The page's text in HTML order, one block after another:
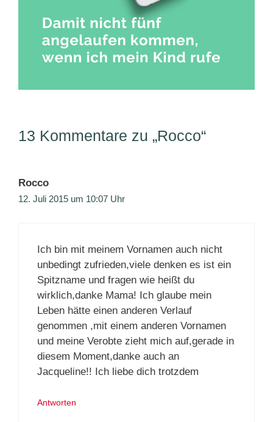
13 Kommentare zu „Rocco“
Rocco
12. Juli 2015 um 10:07 Uhr
Ich bin mit meinem Vornamen auch nicht
unbedingt zufrieden,viele denken es ist ein
Spitzname und fragen wie heißt du
wirklich,danke Mama! Ich glaube mein
Leben hätte einen anderen Verlauf
genommen ,mit einem anderen Vornamen
und meine Verobte zieht mich auf,gerade in
diesem Moment,danke auch an
Jacqueline!! Ich liebe dich trotzdem
Antworten